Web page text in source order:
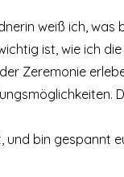
weiß ich, was
ist, wie ich
Zeremonie
und bin gespannt